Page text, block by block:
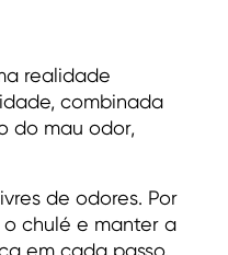
realidade
combinada
do mau odor,
de odores. Por
chulé e manter a
em cada passo.